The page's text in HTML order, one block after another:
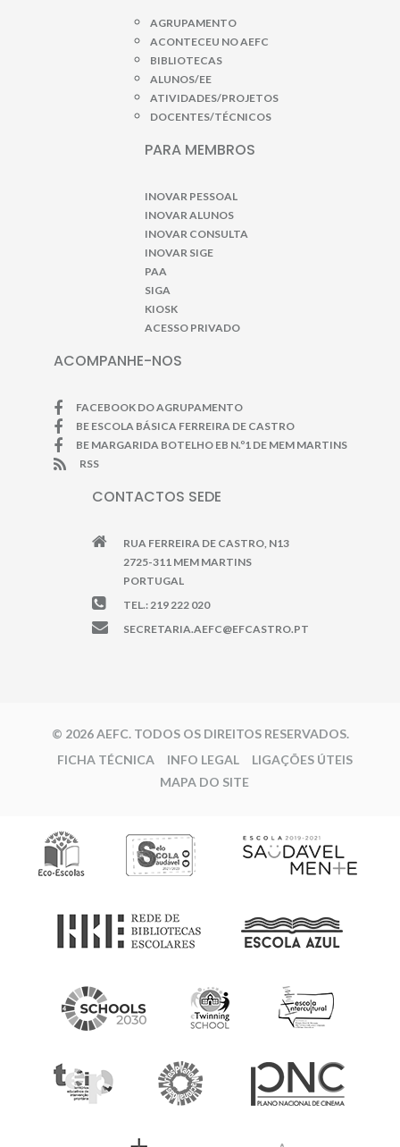
AGRUPAMENTO
ACONTECEU NO AEFC
BIBLIOTECAS
ALUNOS/EE
ATIVIDADES/PROJETOS
DOCENTES/TÉCNICOS
PARA MEMBROS
INOVAR PESSOAL
INOVAR ALUNOS
INOVAR CONSULTA
INOVAR SIGE
PAA
SIGA
KIOSK
ACESSO PRIVADO
ACOMPANHE-NOS
FACEBOOK DO AGRUPAMENTO
BE ESCOLA BÁSICA FERREIRA DE CASTRO
BE MARGARIDA BOTELHO EB N.º1 DE MEM MARTINS
RSS
CONTACTOS SEDE
RUA FERREIRA DE CASTRO, N13
2725-311 MEM MARTINS
PORTUGAL
TEL.: 219 222 020
SECRETARIA.AEFC@EFCASTRO.PT
© 2026 AEFC. TODOS OS DIREITOS RESERVADOS.
FICHA TÉCNICA
INFO LEGAL
LIGAÇÕES ÚTEIS
MAPA DO SITE